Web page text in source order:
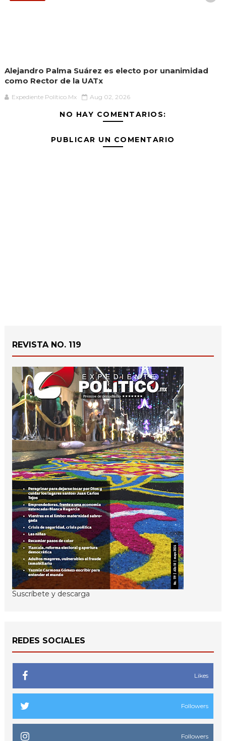
Alejandro Palma Suárez es electo por unanimidad
como Rector de la UATx
Expediente Político.Mx Aug 02, 2026
NO HAY COMENTARIOS:
PUBLICAR UN COMENTARIO
REVISTA NO. 119
Suscríbete y descarga
REDES SOCIALES
Likes
Followers
Followers